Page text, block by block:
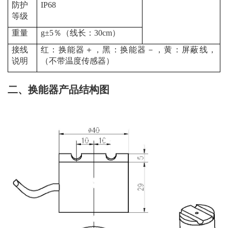
防护
等级
IP68
重量 g±5％（线长： 30cm）
接线
说明
红：换能器＋，黑 ：换能器－，黄 ：屏蔽线，
（不带温度传感器）
二、 换能器产品结构图